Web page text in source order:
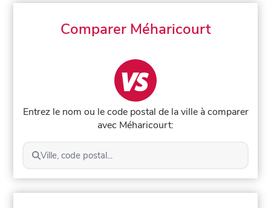
Comparer Méharicourt
Entrez le nom ou le code postal de la ville à comparer
avec Méharicourt:
Ville, code postal...